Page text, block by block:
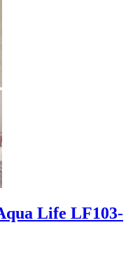
Life LF103-